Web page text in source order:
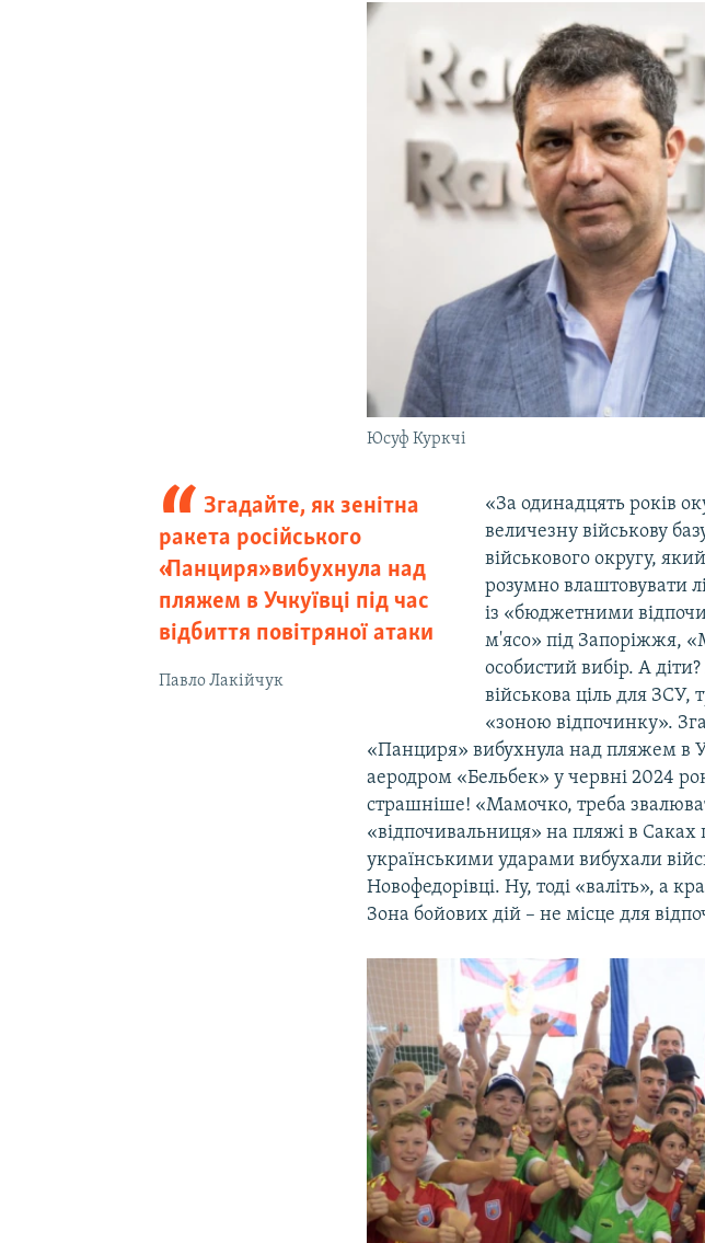
Юсуф Куркчі
Згадайте, як зенітна
ракета російського
«Панциря» вибухнула над
пляжем в Учкуївці під час
відбиття повітряної атаки
Павло Лакійчук
«За одинадцять років
величезну військову
військового округу,
розумно влаштовувати
із «бюджетними
м'ясо» під Запоріжжя,
особистий вибір. А
військова ціль для
«зоною відпочинку».
«Панциря» вибухнула над пляжем в
аеродром «Бельбек» у червні 2024
страшніше! «Мамочко, треба
«відпочивальниця» на пляжі в Саках
українськими ударами вибухали
Новофедорівці. Ну, тоді «валіть», а
Зона бойових дій – не місце для